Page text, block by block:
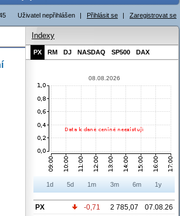
Uživatel nepřihlášen | Přihlásit se | Zaregistrovat se
Indexy
PX RM DJ NASDAQ SP500 DAX
08.08.2026
1d 5d 1m 3m 6m 1y
PX -0,71 2 785,07
07.08.26